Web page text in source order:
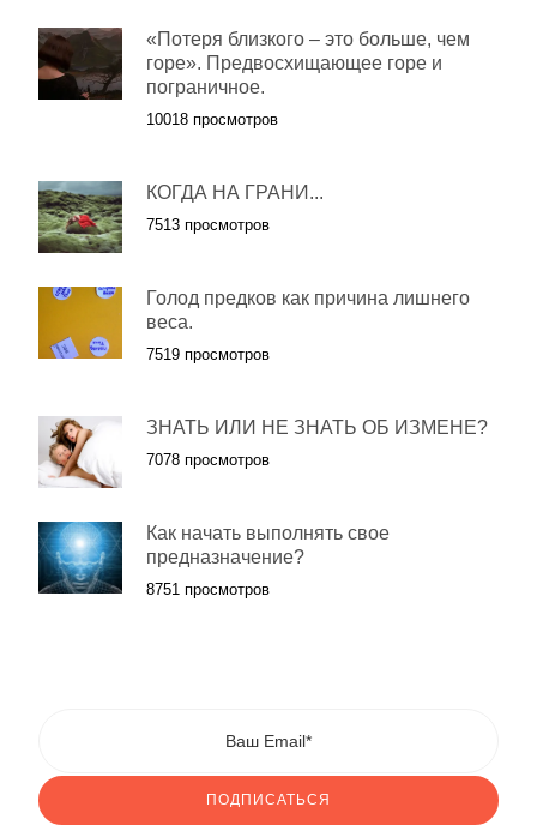
«Потеря близкого – это больше, чем
горе». Предвосхищающее горе и
пограничное.
10018 просмотров
КОГДА НА ГРАНИ...
7513 просмотров
Голод предков как причина лишнего
веса.
7519 просмотров
ЗНАТЬ ИЛИ НЕ ЗНАТЬ ОБ ИЗМЕНЕ?
7078 просмотров
Как начать выполнять свое
предназначение?
8751 просмотров
ПОДПИСАТЬСЯ